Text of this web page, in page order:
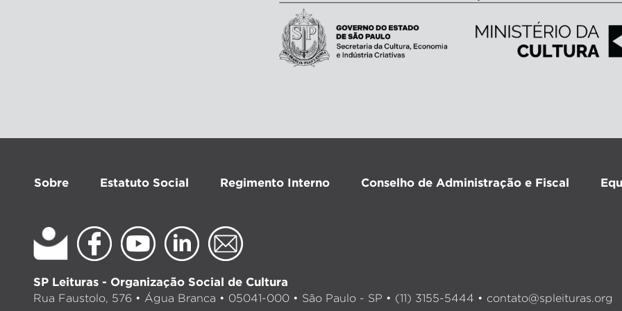
Sobre Estatuto Social Regimento Interno Conselho de Administração e Fiscal
SP Leituras - Organização Social de Cultura
Rua Faustolo, 576 • Água Branca • 05041-000 • São Paulo - SP • (11) 3155-5444 • contato@spleituras.org